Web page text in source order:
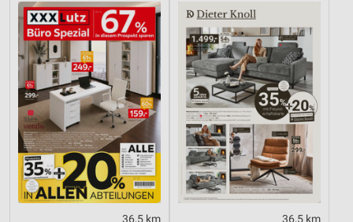
36,5 km 36,5 km